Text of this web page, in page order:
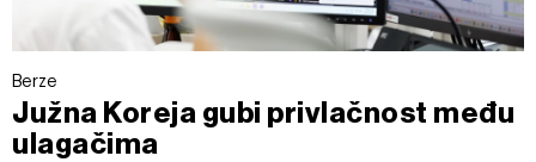
Berze
Južna Koreja gubi privlačnost među
ulagačima